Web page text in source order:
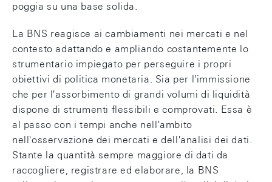
poggia su una base solida.
La BNS reagisce ai cambiamenti nei mercati e nel
contesto adattando e ampliando costantemente lo
strumentario impiegato per perseguire i propri
obiettivi di politica monetaria. Sia per l'immissione
che per l'assorbimento di grandi volumi di liquidità
dispone di strumenti flessibili e comprovati. Essa è
al passo con i tempi anche nell'ambito
nell'osservazione dei mercati e dell'analisi dei dati.
Stante la quantità sempre maggiore di dati da
raccogliere, registrare ed elaborare, la BNS